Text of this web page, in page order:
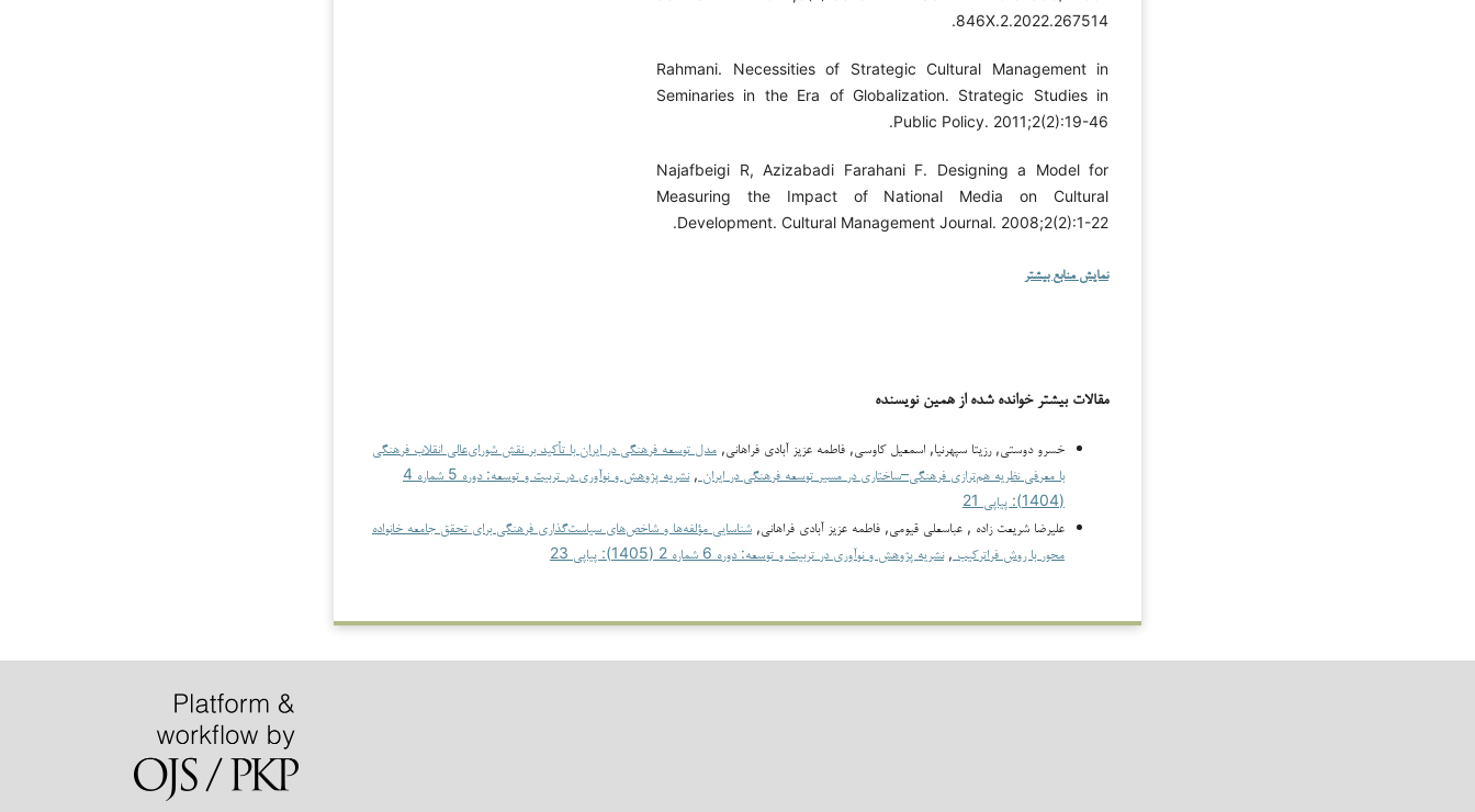
846X.2.2022.267514.
Rahmani. Necessities of Strategic Cultural Management in
Seminaries in the Era of Globalization. Strategic Studies in
Public Policy. 2011;2(2):19-46.
Najafbeigi R, Azizabadi Farahani F. Designing a Model for
Measuring the Impact of National Media on Cultural
Development. Cultural Management Journal. 2008;2(2):1-22.
نمایش منابع بیشتر
مقالات بیشتر خوانده شده از همین نویسنده
خسرو دوستی, رزیتا سپهرنیا, اسمعیل کاوسی, فاطمه عزیز آبادی فراهانی, مدل توسعه فرهنگی در ایران با تأکید بر نقش شورای‌عالی انقلاب فرهنگی
با معرفی نظریه هم‌ترازی فرهنگی–ساختاری در مسیر توسعه فرهنگی در ایران ,
نشریه پژوهش و نوآوری در تربیت و توسعه: دوره 5 شماره 4
(1404): پیاپی 21
علیرضا شریعت زاده , عباسعلی قیومی, فاطمه عزیز آبادی فراهانی, شناسایی مؤلفه‌ها و شاخص‌های سیاست‌گذاری فرهنگی برای تحقق جامعه خانواده
محور با روش فراترکیب ,نشریه پژوهش و نوآوری در تربیت و توسعه: دوره 6 شماره 2 (1405): پیاپی 23